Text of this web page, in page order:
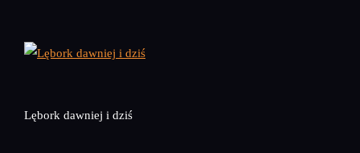
Lębork dawniej i dziś